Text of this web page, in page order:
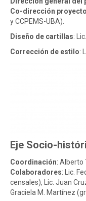
Co-dirección proyecto
y CCPEMS-UBA).
Diseño de cartillas:
Corrección de estilo:
Eje Socio-
Coordinación: Alberto
Colaboradores: Lic.
censales), Lic. Juan
Graciela M. Martínez